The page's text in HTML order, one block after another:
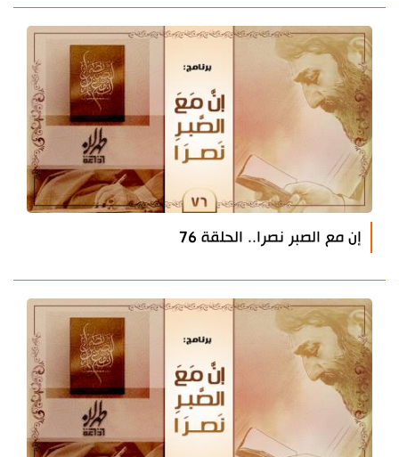
إن مع الصبر نصرا.. الحلقة 76